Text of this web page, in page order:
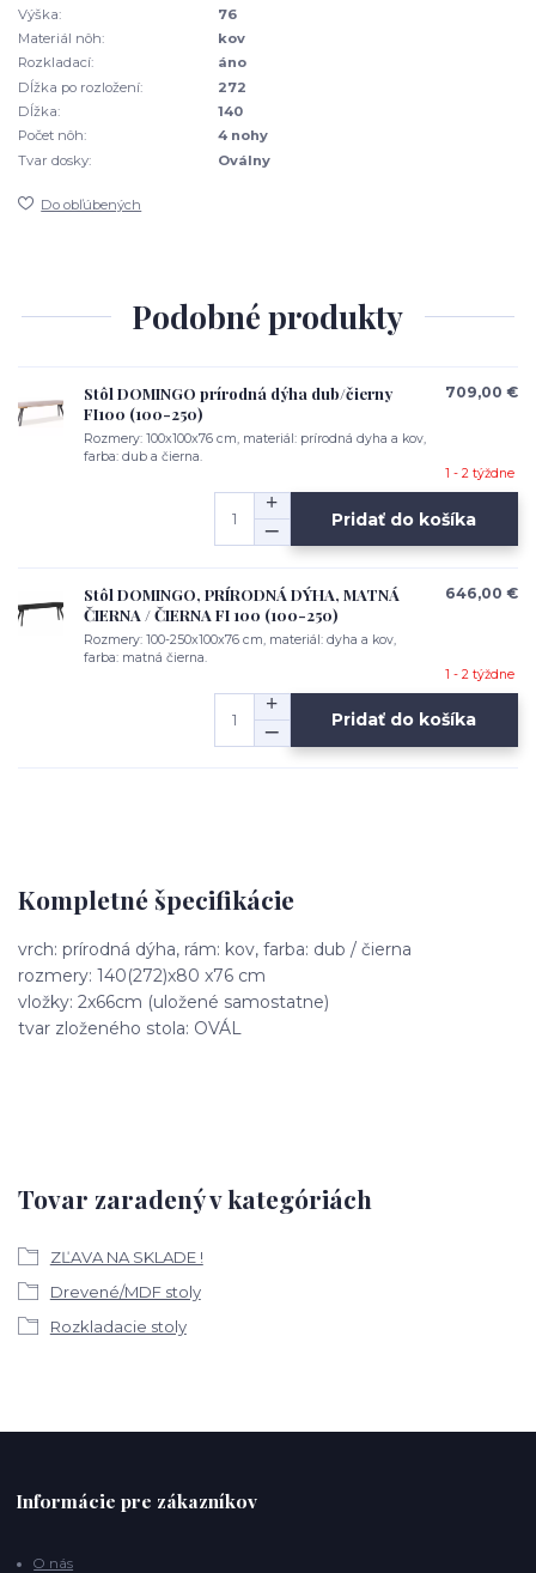
Výška:
76
Materiál nôh:
kov
Rozkladací:
áno
Dĺžka po rozložení:
272
Dĺžka:
140
Počet nôh:
4 nohy
Tvar dosky:
Oválny
Do obľúbených
Podobné produkty
Stôl DOMINGO prírodná dýha dub/čierny
FI100 (100-250)
Rozmery: 100x100x76 cm, materiál: prírodná dyha a kov,
farba: dub a čierna.
709,00 €
1 - 2 týždne
Pridať do košíka
Stôl DOMINGO, PRÍRODNÁ DÝHA, MATNÁ
ČIERNA / ČIERNA FI 100 (100-250)
Rozmery: 100-250x100x76 cm, materiál: dyha a kov,
farba: matná čierna.
646,00 €
1 - 2 týždne
Pridať do košíka
Kompletné špecifikácie
vrch: prírodná dýha, rám: kov, farba: dub / čierna
rozmery: 140(272)x80 x76 cm
vložky: 2x66cm (uložené samostatne)
tvar zloženého stola: OVÁL
Tovar zaradený v kategóriách
ZĽAVA NA SKLADE !
Drevené/MDF stoly
Rozkladacie stoly
Informácie pre zákazníkov
O nás